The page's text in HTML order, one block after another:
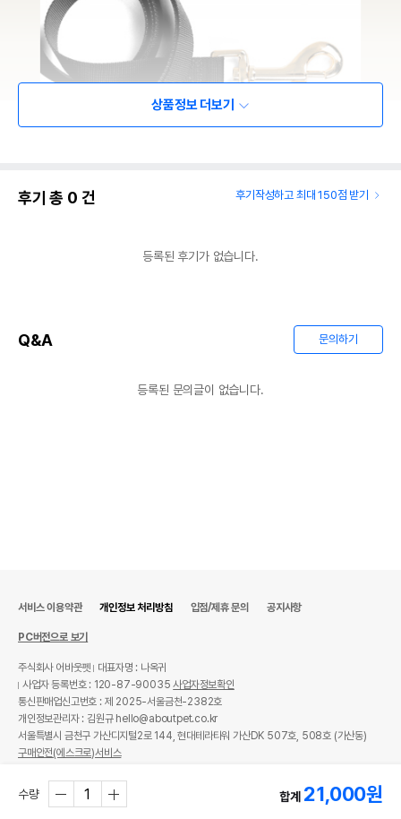
상품정보 더보기
후기 총 0 건 후기작성하고 최대 150점 받기
등록된 후기가 없습니다.
Q&A 문의하기
등록된 문의글이 없습니다.
수량 합계 21,000원
서비스 이용약관 개인정보 처리방침 입점/제휴 문의 공지사항
PC버전으로 보기
주식회사 어바웃펫
대표자명 : 나옥귀
사업자 등록번호 : 120-87-90035사업자정보확인
통신판매업신고번호 : 제 2025-서울금천-2382호
개인정보관리자 : 김원규 hello@aboutpet.co.kr
서울특별시 금천구 가산디지털2로 144, 현대테라타워 가산DK 507호, 508호 (가산동)
구매안전(에스크로)서비스